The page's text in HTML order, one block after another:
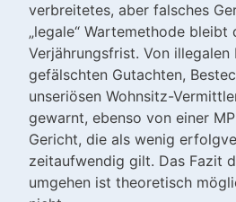
verbreitetes, aber falsches
„legale“ Wartemethode bleibt
Verjährungsfrist. Von
gefälschten Gutachten,
unseriösen Wohnsitz-
gewarnt, ebenso von einer
Gericht, die als wenig
zeitaufwendig gilt. Das Fazit
umgehen ist theoretisch